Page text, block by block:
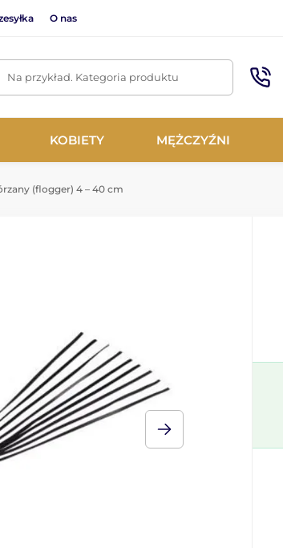
O nas
Na przykład. Kategoria produktu
KOBIETY MĘŻCZYŹNI
(flogger) 4 – 40 cm